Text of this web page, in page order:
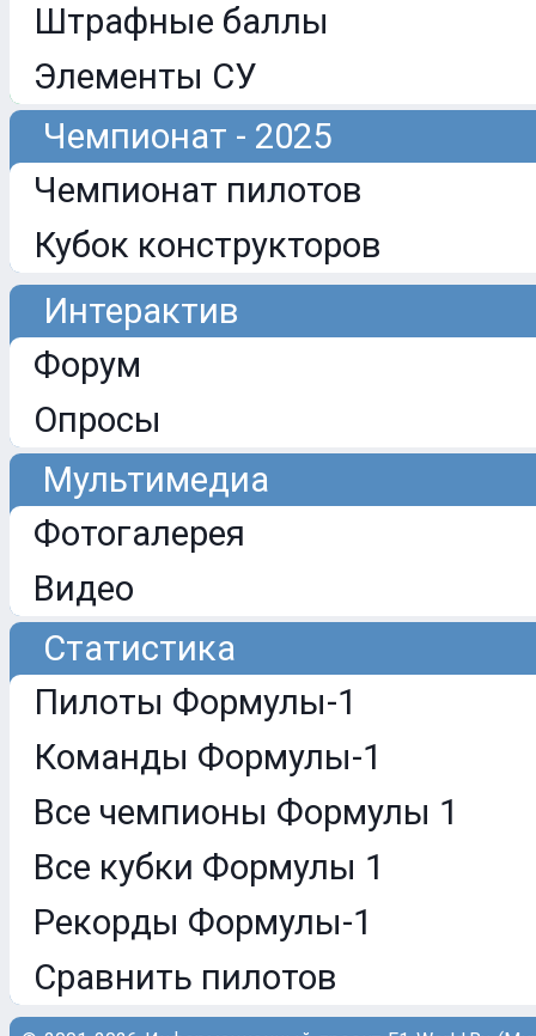
Штрафные баллы
Элементы СУ
Чемпионат - 2025
Чемпионат пилотов
Кубок конструкторов
Интерактив
Форум
Опросы
Мультимедиа
Фотогалерея
Видео
Статистика
Пилоты Формулы-1
Команды Формулы-1
Все чемпионы Формулы 1
Все кубки Формулы 1
Рекорды Формулы-1
Сравнить пилотов